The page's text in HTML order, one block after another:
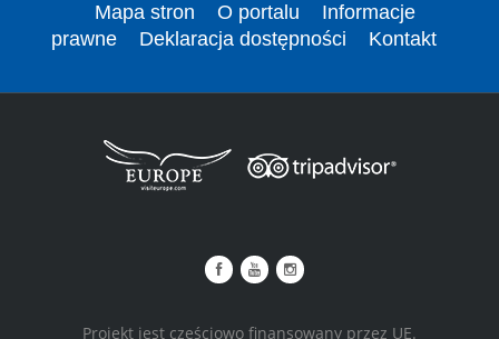
Mapa stron O portalu
Informacje
prawne
Deklaracja dostępności Kontakt
Projekt jest częściowo finansowany przez UE.